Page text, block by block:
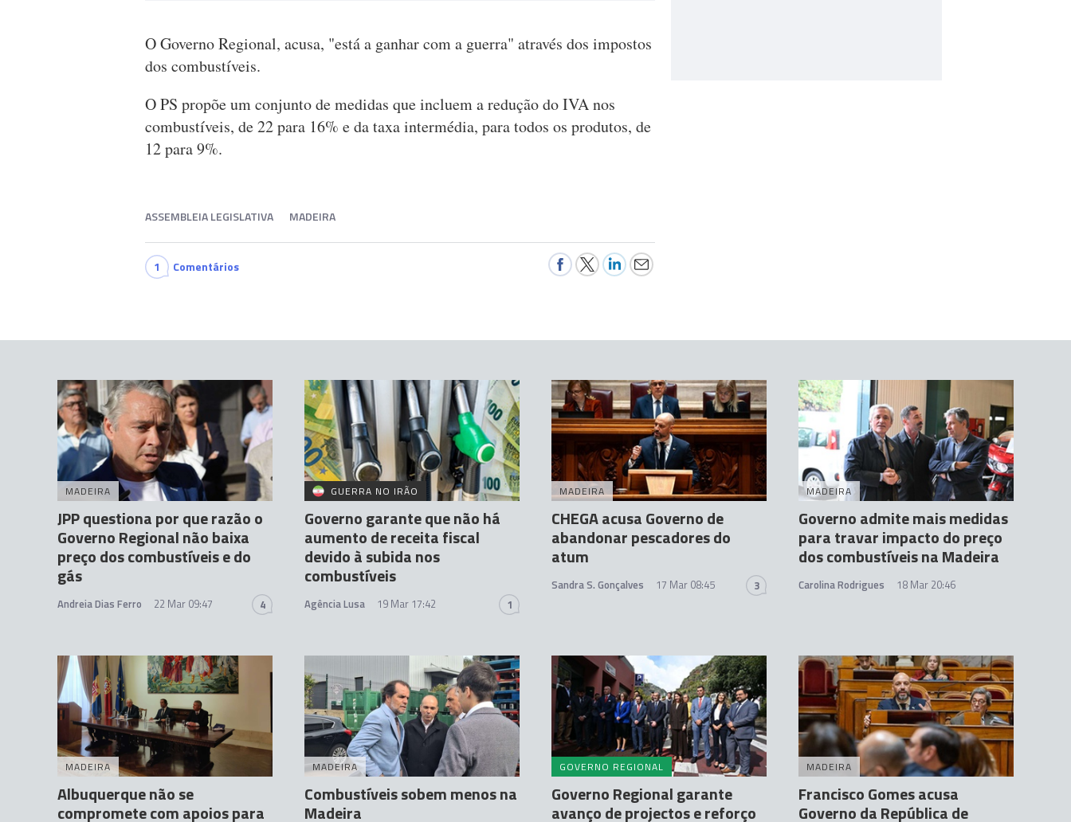
O Governo Regional, acusa, "está a ganhar com a guerra" através dos impostos
dos combustíveis.
O PS propõe um conjunto de medidas que incluem a redução do IVA nos
combustíveis, de 22 para 16% e da taxa intermédia, para todos os produtos, de
12 para 9%.
ASSEMBLEIA LEGISLATIVA MADEIRA
1 Comentários
MADEIRA
JPP questiona por que razão o
Governo Regional não baixa
preço dos combustíveis e do
gás
Andreia Dias Ferro 22 Mar 09:47 4
GUERRA NO IRÃO
Governo garante que não há
aumento de receita fiscal
devido à subida nos
combustíveis
Agência Lusa 19 Mar 17:42 1
MADEIRA
CHEGA acusa Governo de
abandonar pescadores do
atum
Sandra S. Gonçalves 17 Mar 08:45 3
MADEIRA
Governo admite mais medidas
para travar impacto do preço
dos combustíveis na Madeira
Carolina Rodrigues 18 Mar 20:46
MADEIRA
Albuquerque não se
compromete com apoios para
MADEIRA
Combustíveis sobem menos na
Madeira
GOVERNO REGIONAL
Governo Regional garante
avanço de projectos e reforço
MADEIRA
Francisco Gomes acusa
Governo da República de